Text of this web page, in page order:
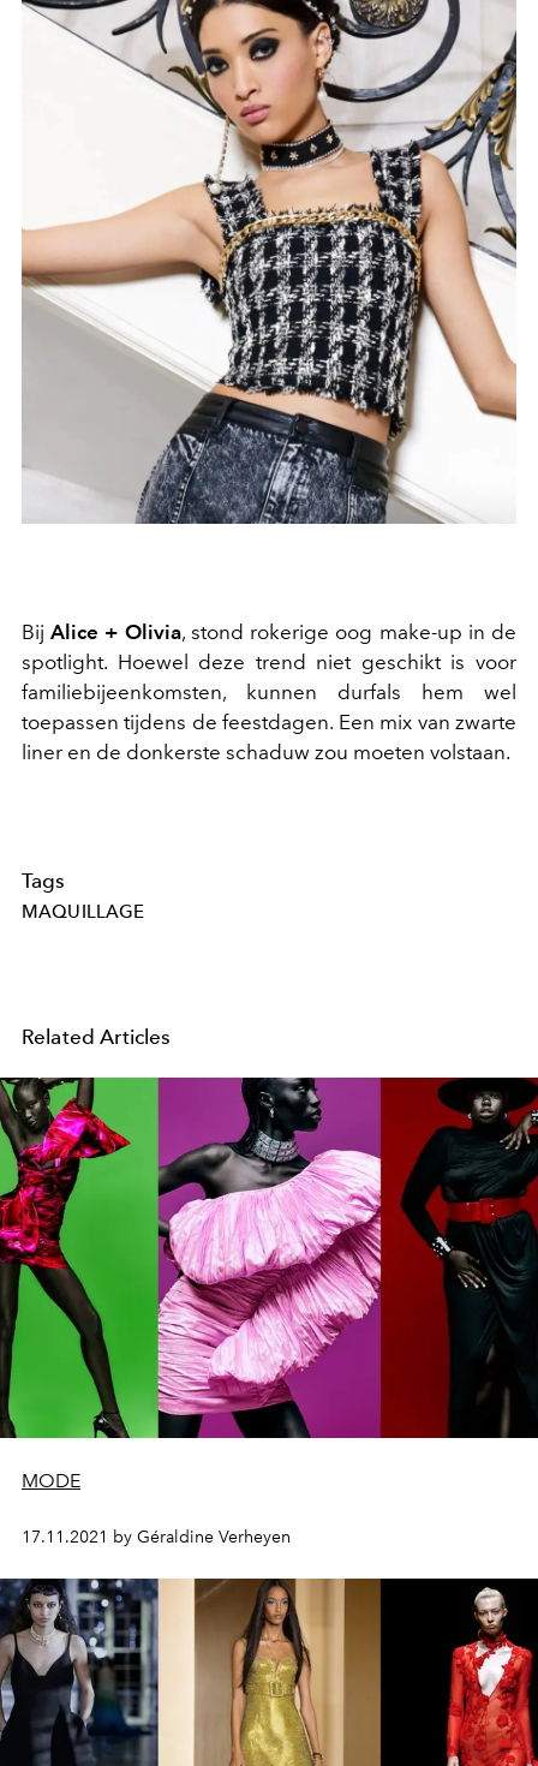
BijAlice + Olivia, stond rokerige oog make-up in de
spotlight. Hoewel deze trend niet geschikt is voor
familiebijeenkomsten, kunnen durfals hem wel
toepassen tijdens de feestdagen. Een mix van zwarte
liner en de donkerste schaduw zou moeten volstaan.
Tags
MAQUILLAGE
Related Articles
MODE
17.11.2021 by Géraldine Verheyen